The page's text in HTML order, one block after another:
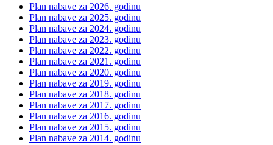
Plan nabave za 2026. godinu
Plan nabave za 2025. godinu
Plan nabave za 2024. godinu
Plan nabave za 2023. godinu
Plan nabave za 2022. godinu
Plan nabave za 2021. godinu
Plan nabave za 2020. godinu
Plan nabave za 2019. godinu
Plan nabave za 2018. godinu
Plan nabave za 2017. godinu
Plan nabave za 2016. godinu
Plan nabave za 2015. godinu
Plan nabave za 2014. godinu